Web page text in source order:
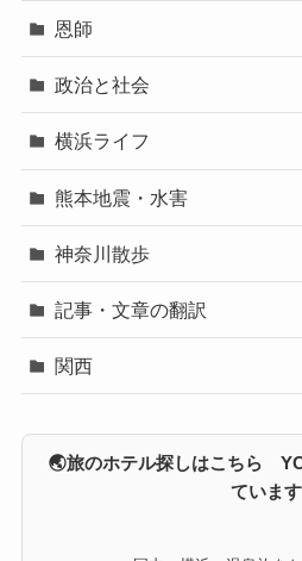
恩師
政治と社会
横浜ライフ
熊本地震・水害
神奈川散歩
記事・文章の翻訳
関西
🌏旅のホテル探しはこちら
ています